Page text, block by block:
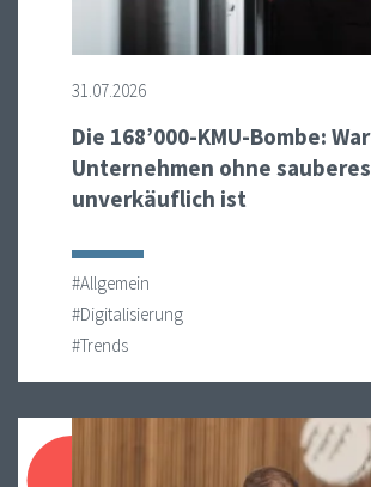
31.07.2026
Die 168’000-KMU-Bombe:
Unternehmen ohne sauberes
unverkäuflich ist
#Allgemein
#Digitalisierung
#Trends